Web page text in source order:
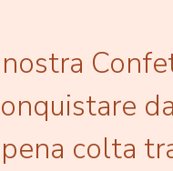
colta